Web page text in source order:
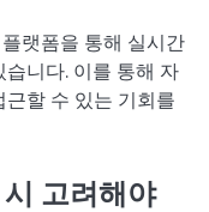
랫폼을 통해 실시간
니다. 이를 통해 자
할 수 있는 기회를
고려해야